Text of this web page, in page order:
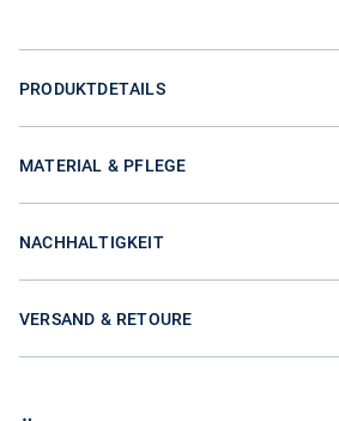
PRODUKTDETAILS
MATERIAL & PFLEGE
NACHHALTIGKEIT
VERSAND & RETOURE